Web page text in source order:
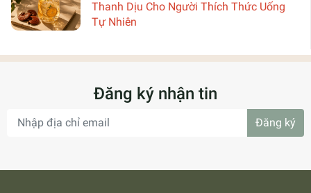
Thanh Dịu Cho Người Thích Thức Uống
Tự Nhiên
Đăng ký nhận tin
Đăng ký